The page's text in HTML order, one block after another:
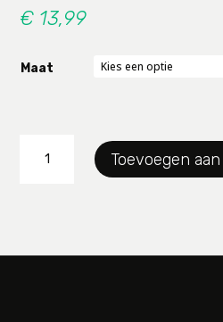
€ 13,99
Maat
RJBodywear
Toevoegen